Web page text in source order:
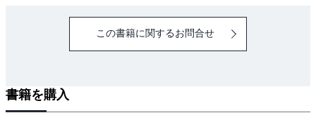
2．周波数変調と位相変調
4．スペクトラム拡散方式
5章 受信機
1．受信機の基本回路
この書籍に関するお問合せ
書籍を購入